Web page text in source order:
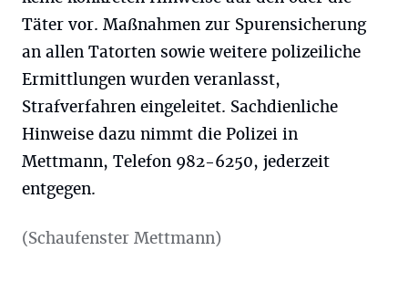
Täter vor. Maßnahmen zur Spurensicherung
an allen Tatorten sowie weitere polizeiliche
Ermittlungen wurden veranlasst,
Strafverfahren eingeleitet. Sachdienliche
Hinweise dazu nimmt die Polizei in
Mettmann, Telefon 982-6250, jederzeit
entgegen.
(Schaufenster Mettmann)